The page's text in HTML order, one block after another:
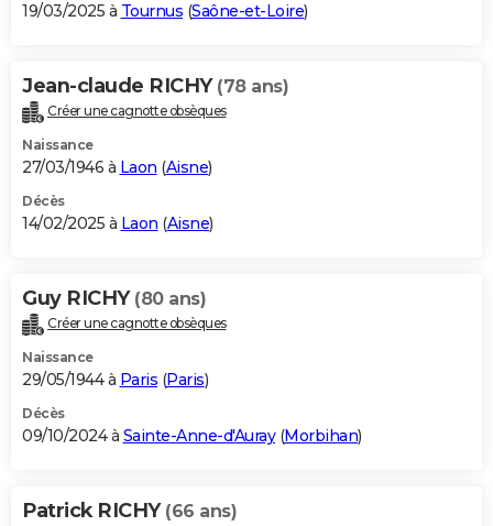
19/03/2025 à Tournus (Saône-et-Loire)
Jean-claude RICHY (78 ans)
Créer une cagnotte obsèques
Naissance
27/03/1946 à Laon (Aisne)
Décès
14/02/2025 à Laon (Aisne)
Guy RICHY (80 ans)
Créer une cagnotte obsèques
Naissance
29/05/1944 à Paris (Paris)
Décès
09/10/2024 à Sainte-Anne-d'Auray(Morbihan)
Patrick RICHY (66 ans)